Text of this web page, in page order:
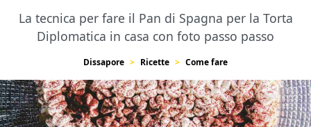
La tecnica per fare il Pan di Spagna per la Torta
Diplomatica in casa con foto passo passo
Dissapore Ricette Come fare